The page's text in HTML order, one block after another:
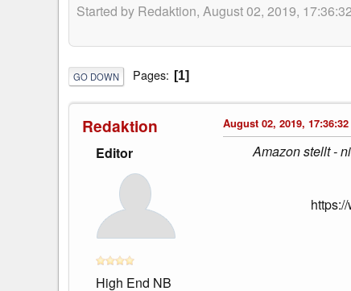
Started by Redaktion, August 02, 2019, 17:36:32
GO DOWN Pages 1
Redaktion
Editor
High End NB
August 02, 2019, 17:36:32
Amazon stellt -